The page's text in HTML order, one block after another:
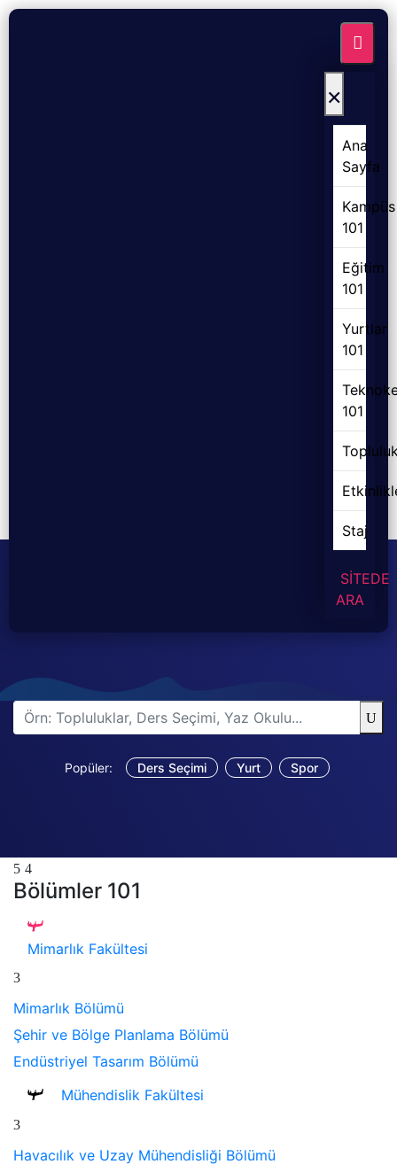
×
Ana
Sayfa
Kampüs
101
Eğitim
101
Yurtlar
101
101
Staj
SİTEDE
ARA
Popüler: Ders Seçimi Yurt Spor
Bölümler 101
Mimarlık Fakültesi
Mimarlık Bölümü
Şehir ve Bölge Planlama Bölümü
Endüstriyel Tasarım Bölümü
Mühendislik Fakültesi
Havacılık ve Uzay Mühendisliği Bölümü